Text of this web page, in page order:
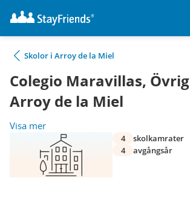
Skolor i Arroy de la Miel
Colegio Maravillas,
Arroy de la Miel
Visa mer
4
skolkamrater
4
avgångsår